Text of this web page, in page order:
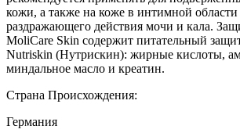
кожи, а также на коже в интимной
раздражающего действия мочи и кала.
MoliCare Skin содержит питательный
Nutriskin (Нутрискин): жирные кислоты,
миндальное масло и креатин.
Страна Происхождения:
Германия